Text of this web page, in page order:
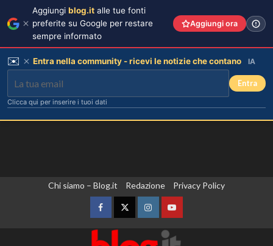
Chi siamo – Blog.it Redazione Privacy Policy
FacebookTwitterInstagramYouTube
Aggiungi blog.it alle tue fonti
preferite su Google per restare
sempre informato
Aggiungi ora
✉️ Entra nella community - ricevi le notizie che contano IA
Entra
Clicca qui per inserire i tuoi dati